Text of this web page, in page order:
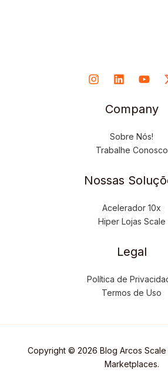
Company
Sobre Nós!
Trabalhe Conosco
Nossas
Acelerador 10x
Hiper Lojas Scale
Legal
Política de
Termos de Uso
Copyright © 2026 Blog Arcos Scale
Marketplaces.